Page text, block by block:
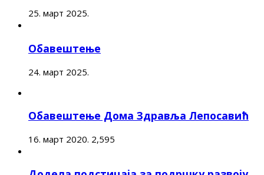
25. март 2025.
Обавештење
24. март 2025.
Обавештење Дома Здравља Лепосавић
16. март 2020. 2,595